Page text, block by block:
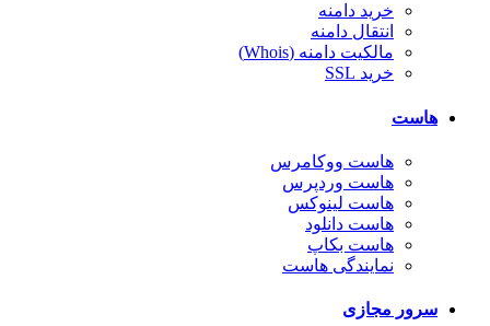
خرید دامنه
انتقال دامنه
مالکیت دامنه (Whois)
خرید SSL
هاست
هاست ووکامرس
هاست وردپرس
هاست لینوکس
هاست دانلود
هاست بکاپ
نمایندگی هاست
سرور مجازی